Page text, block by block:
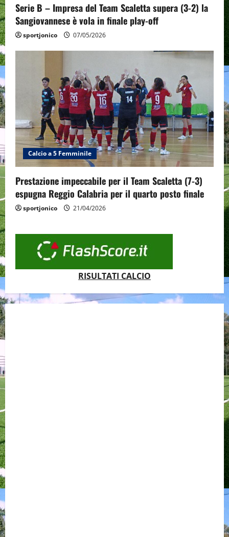
Serie B – Impresa del Team Scaletta supera (3-2) la
Sangiovannese è vola in finale play-off
sportjonico 07/05/2026
Calcio a 5 Femminile
Prestazione impeccabile per il Team Scaletta (7-3)
espugna Reggio Calabria per il quarto posto finale
sportjonico 21/04/2026
RISULTATI CALCIO